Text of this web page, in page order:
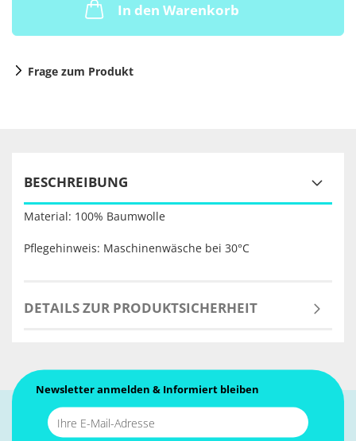
In den Warenkorb
Frage zum Produkt
BESCHREIBUNG
Material: 100% Baumwolle
Pflegehinweis: Maschinenwäsche bei 30°C
DETAILS ZUR PRODUKTSICHERHEIT
Newsletter anmelden & Informiert bleiben